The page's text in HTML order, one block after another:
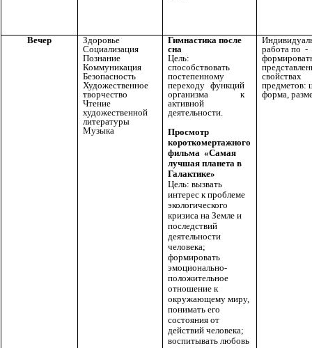
Вечер
Здоровье
Социализация
Познание
Коммуникация
Безопасность
Художественное
творчество
Чтение
художественной
литературы
Музыка
Гимнастика после
сна
Цель:
способствовать
постепенному
переходу функций
организма к
активной
деятельности.
Просмотр
короткомертажного
фильма «Самая
лучшая планета в
Галактике»
Цель: вызвать
интерес к проблеме
экологического
кризиса на Земле и
последствий
деятельности
человека;
формировать
эмоционально-
положительное
отношение к
окружающему миру,
понимать его
состояния от
действий человека;
воспитывать любовь
работа по -
свойствах
предметов:
форма,